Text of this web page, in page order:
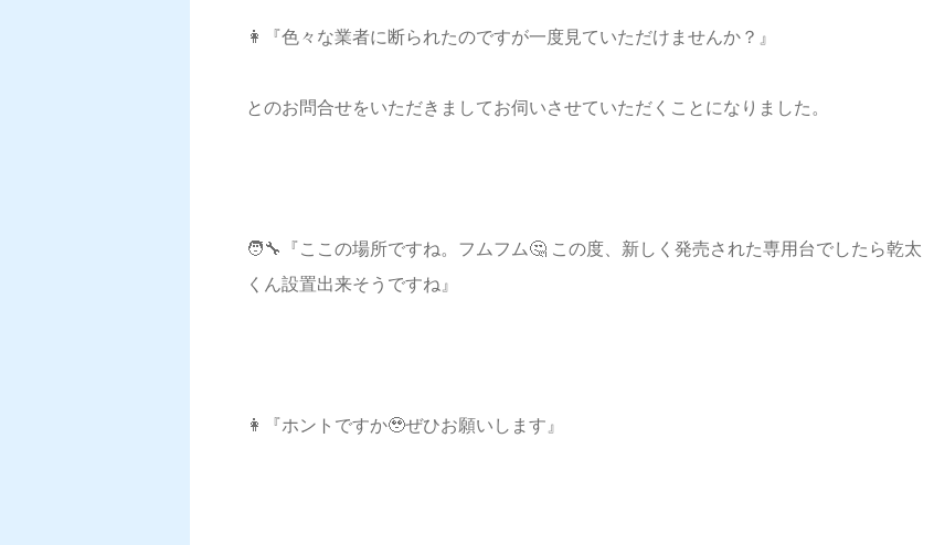
👩『色々な業者に断られたのですが一度見ていただけませんか？』
とのお問合せをいただきましてお伺いさせていただくことになりました。
🧑‍🔧『ここの場所ですね。フムフム🤔 この度、新しく発売された専用台でしたら乾太
くん設置出来そうですね』
👩『ホントですか🥹ぜひお願いします』